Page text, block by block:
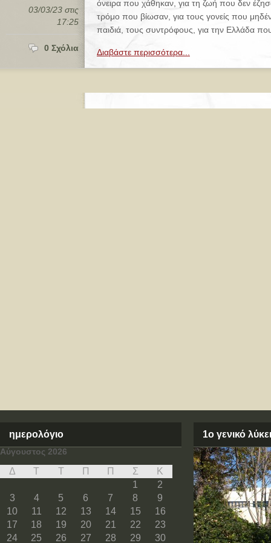
03/03/23 στις
17:25
0 Σχόλια
όνειρα που χάθηκαν, για τη ζωή που δεν
τρόμο που βίωσαν, για τους γονείς που
παιδιά, τους συντρόφους, για την Ελλάδα
Διαβάστε περισσότερα...
ημερολόγιο
Αύγουστος 2026
Δ Τ Τ Π Π Σ
Κ
1
2
3
4 5 6 7 8
9
10
11 12 13 14 15
16
17
18 19 20 21 22
23
24
25 26 27 28 29
30
1ο γενικό